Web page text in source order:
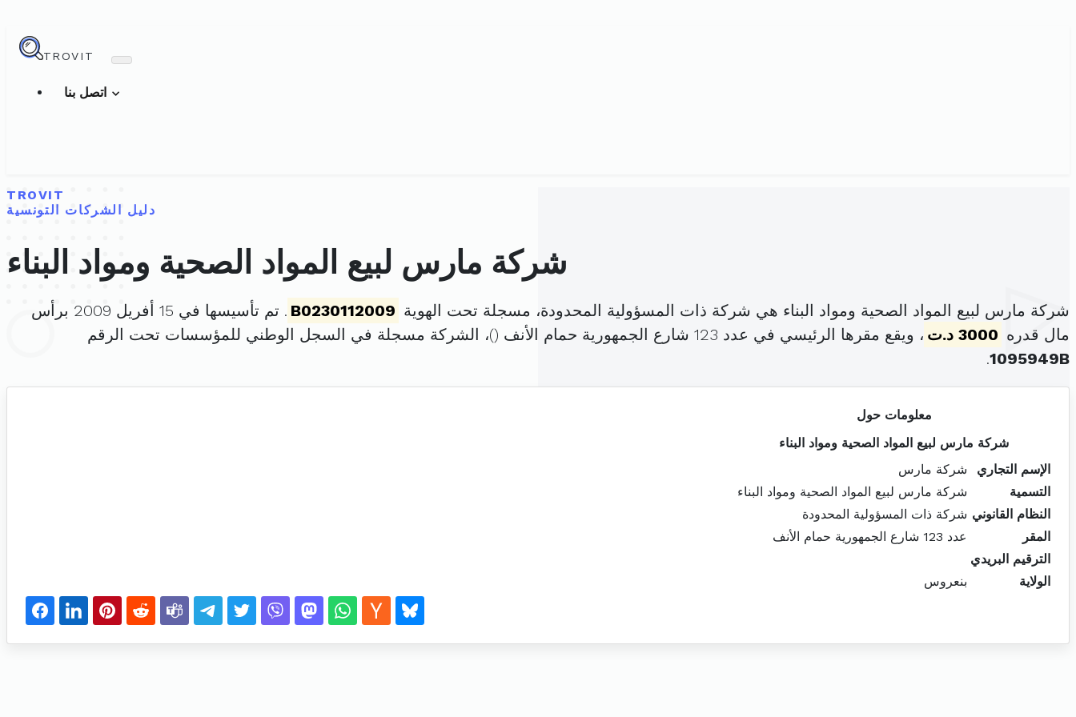
TROVIT
TROVIT
دليل الشركات التونسية
شركة مارس لبيع المواد الصحية ومواد البناء
شركة مارس لبيع المواد الصحية ومواد البناء هي شركة ذات المسؤولية المحدودة، مسجلة تحت الهوية B0230112009
. تم تأسيسها في 15 أفريل 2009 برأس
مال قدره 3000 د.ت ، ويقع مقرها الرئيسي في عدد 123 شارع الجمهورية حمام الأنف (
)، الشركة مسجلة في السجل الوطني للمؤسسات تحت الرقم
1095949B
.
معلومات حول
شركة مارس لبيع المواد الصحية ومواد البناء
الإسم التجاري
شركة مارس
التسمية
شركة مارس لبيع المواد الصحية ومواد البناء
النظام القانوني شركة ذات المسؤولية المحدودة
المقر
عدد 123 شارع الجمهورية حمام الأنف
الترقيم البريدي
الولاية
بنعروس